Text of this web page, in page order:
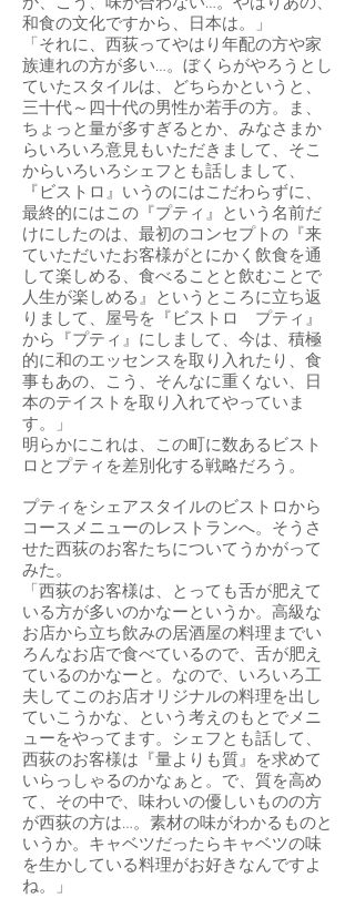
和食の文化ですから、日本は。」
「それに、西荻ってやはり年配の方や家
族連れの方が多い…。ぼくらがやろうとし
ていたスタイルは、どちらかというと、
三十代～四十代の男性か若手の方。ま、
ちょっと量が多すぎるとか、みなさまか
らいろいろ意見もいただきまして、そこ
からいろいろシェフとも話しまして、
『ビストロ』いうのにはこだわらずに、
最終的にはこの『プティ』という名前だ
けにしたのは、最初のコンセプトの『来
ていただいたお客様がとにかく飲食を通
して楽しめる、食べることと飲むことで
人生が楽しめる』というところに立ち返
りまして、屋号を『ビストロ プティ』
から『プティ』にしまして、今は、積極
的に和のエッセンスを取り入れたり、食
事もあの、こう、そんなに重くない、日
本のテイストを取り入れてやっていま
す。」
明らかにこれは、この町に数あるビスト
ロとプティを差別化する戦略だろう。
プティをシェアスタイルのビストロから
コースメニューのレストランへ。そうさ
せた西荻のお客たちについてうかがって
みた。
「西荻のお客様は、とっても舌が肥えて
いる方が多いのかなーというか。高級な
お店から立ち飲みの居酒屋の料理までい
ろんなお店で食べているので、舌が肥え
ているのかなーと。なので、いろいろ工
夫してこのお店オリジナルの料理を出し
ていこうかな、という考えのもとでメニ
ューをやってます。シェフとも話して、
西荻のお客様は『量よりも質』を求めて
いらっしゃるのかなぁと。で、質を高め
て、その中で、味わいの優しいものの方
が西荻の方は…。素材の味がわかるものと
いうか。キャベツだったらキャベツの味
を生かしている料理がお好きなんですよ
ね。」